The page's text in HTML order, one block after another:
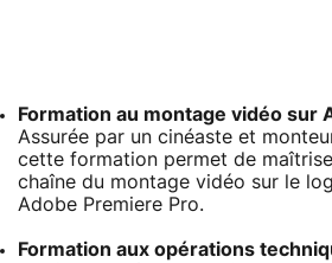
Formation au montage vidéo sur
Assurée par un cinéaste et
cette formation permet de
chaîne du montage vidéo sur le
Adobe Premiere Pro.
Formation aux opérations